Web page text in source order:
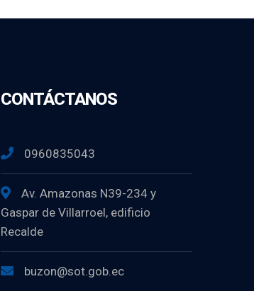
CONTÁCTANOS
0960835043
Av. Amazonas N39-234 y
Gaspar de Villarroel, edificio
Recalde
buzon@sot.gob.ec